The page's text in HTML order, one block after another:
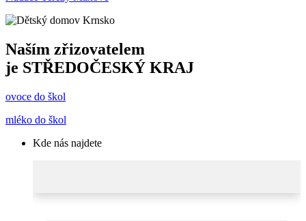
Naším zřizovatelem
je STŘEDOČESKÝ KRAJ
ovoce do škol
mléko do škol
Kde nás najdete